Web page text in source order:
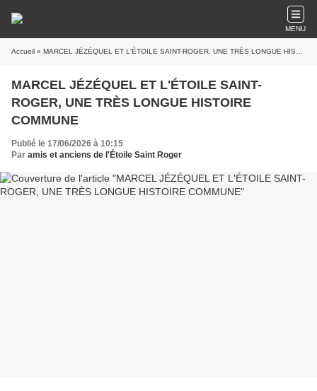
MENU
Accueil » MARCEL JÉZÉQUEL ET L'ÉTOILE SAINT-ROGER, UNE TRÈS LONGUE HISTOIRE COMMUNE
MARCEL JÉZÉQUEL ET L'ÉTOILE SAINT-
ROGER, UNE TRÈS LONGUE HISTOIRE
COMMUNE
Publié le 17/06/2026 à 10:15
Par amis et anciens de l'Étoile Saint Roger